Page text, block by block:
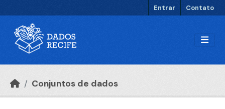
Entrar Contato
Conjuntos de dados